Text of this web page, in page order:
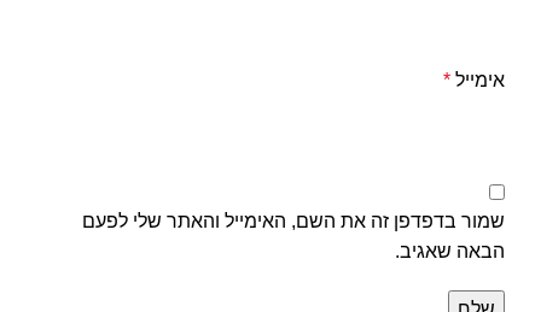
אימייל *
שמור בדפדפן זה את השם, האימייל והאתר שלי לפעם
הבאה שאגיב.